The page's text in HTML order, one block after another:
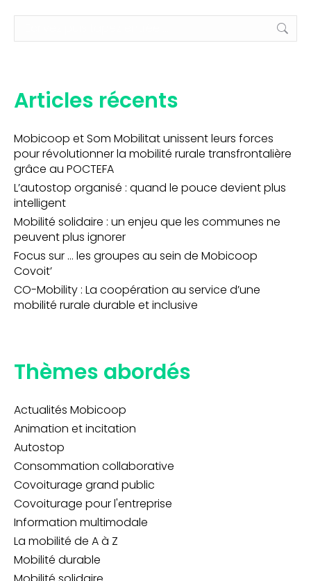
Articles récents
Mobicoop et Som Mobilitat unissent leurs forces
pour révolutionner la mobilité rurale transfrontalière
grâce au POCTEFA
L’autostop organisé : quand le pouce devient plus
intelligent
Mobilité solidaire : un enjeu que les communes ne
peuvent plus ignorer
Focus sur … les groupes au sein de Mobicoop
Covoit’
CO-Mobility : La coopération au service d’une
mobilité rurale durable et inclusive
Thèmes abordés
Actualités Mobicoop
Animation et incitation
Autostop
Consommation collaborative
Covoiturage grand public
Covoiturage pour l'entreprise
Information multimodale
La mobilité de A à Z
Mobilité durable